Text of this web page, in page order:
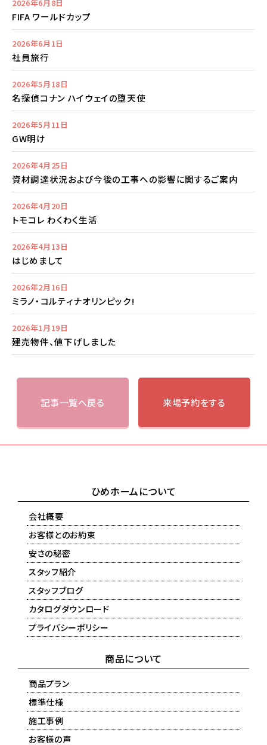
2026年6月8日
FIFA ワールドカップ
2026年6月1日
社員旅行
2026年5月18日
名探偵コナン ハイウェイの堕天使
2026年5月11日
GW明け
2026年4月25日
資材調達状況および今後の工事への影響に関するご案内
2026年4月20日
トモコレ わくわく生活
2026年4月13日
はじめまして
2026年2月16日
ミラノ・コルティナオリンピック!
2026年1月19日
建売物件、値下げしました
記事一覧へ戻る 来場予約をする
ひめホームについて
会社概要
お客様とのお約束
安さの秘密
スタッフ紹介
スタッフブログ
カタログダウンロード
プライバシーポリシー
商品について
商品プラン
標準仕様
施工事例
お客様の声